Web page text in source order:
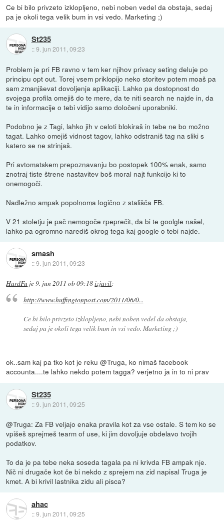
Ce bi bilo privzeto izklopljeno, nebi noben vedel da obstaja, sedaj
pa je okoli tega velik bum in vsi vedo. Marketing ;)
St235
::9. jun 2011, 09:23
Problem je pri FB ravno v tem ker njihov privacy seting deluje po
principu opt out. Torej vsem priklopijo neko storitev potem moaš pa
sam zmanjševat dovoljenja aplikaciji. Lahko pa dostopnost do
svojega profila omejiš do te mere, da te niti search ne najde in, da
te in informacije o tebi vidijo samo določeni uporabniki.
Podobno je z Tagi, lahko jih v celoti blokiraš in tebe ne bo možno
tagat. Lahko omejiš vidnost tagov, lahko odstraniš tag na sliki s
katero se ne strinjaš.
Pri avtomatskem prepoznavanju bo postopek 100% enak, samo
znotraj tiste štrene nastavitev boš moral najt funkcijo ki to
onemogoči.
Nadležno ampak popolnoma logično z stališča FB.
V 21 stoletju je pač nemogoče rpeprečit, da bi te goolgle našel,
lahko pa ogromno narediš okrog tega kaj google o tebi najde.
smash
::9. jun 2011, 09:23
HardFu je9. jun 2011 ob 09:18izjavil:
http://www.huffingtonpost.com/2011/06/0...
Ce bi bilo privzeto izklopljeno, nebi noben vedel da obstaja,
sedaj pa je okoli tega velik bum in vsi vedo. Marketing ;)
ok..sam kaj pa tko kot je reku @Truga, ko nimaš facebook
accounta....te lahko nekdo potem tagga? verjetno ja in to ni prav
St235
::9. jun 2011, 09:25
@Truga: Za FB veljajo enaka pravila kot za vse ostale. S tem ko se
vpišeš sprejmeš tearm of use, ki jim dovoljuje obdelavo tvojih
podatkov.
To da je pa tebe neka soseda tagala pa ni krivda FB ampak nje.
Nič ni drugače kot če bi nekdo z sprejem na zid napisal Truga je
kmet. A bi krivil lastnika zidu ali pisca?
ahac
::9. jun 2011, 09:25